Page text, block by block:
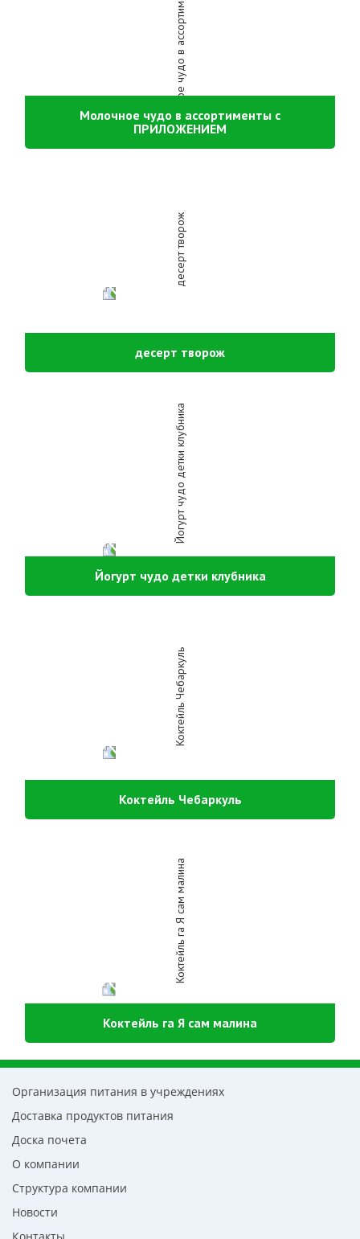
Молочное чудо в ассортименты с
ПРИЛОЖЕНИЕМ
десерт творож
Йогурт чудо детки клубника
Коктейль Чебаркуль
Коктейль га Я сам малина
Организация питания в учреждениях
Доставка продуктов питания
Доска почета
О компании
Структура компании
Новости